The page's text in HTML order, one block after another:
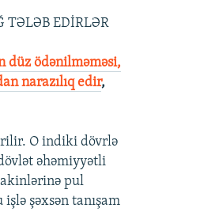
TƏLƏB EDİRLƏR
düz ödənilməməsi,
narazılıq edir,
O indiki dövrlə
əhəmiyyətli
pul
şəxsən tanışam